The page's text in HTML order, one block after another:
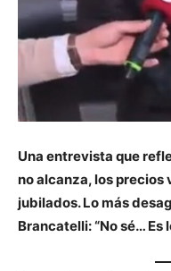
Una entrevista que
no alcanza, los precios
jubilados. Lo más
Brancatelli: “No sé… Es